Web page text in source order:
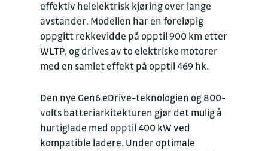
effektiv helelektrisk kjøring over lange
avstander. Modellen har en foreløpig
oppgitt rekkevidde på opptil 900 km etter
WLTP, og drives av to elektriske motorer
med en samlet effekt på opptil 469 hk.
Den nye Gen6 eDrive-teknologien og 800-
volts batteriarkitekturen gjør det mulig å
hurtiglade med opptil 400 kW ved
kompatible ladere. Under optimale